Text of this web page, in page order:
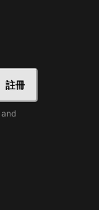
註冊
and